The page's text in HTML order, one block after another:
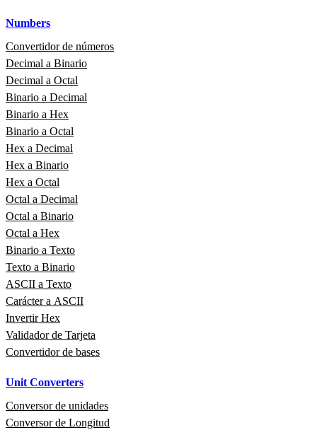
Numbers
Convertidor de números
Decimal a Binario
Decimal a Octal
Binario a Decimal
Binario a Hex
Binario a Octal
Hex a Decimal
Hex a Binario
Hex a Octal
Octal a Decimal
Octal a Binario
Octal a Hex
Binario a Texto
Texto a Binario
ASCII a Texto
Carácter a ASCII
Invertir Hex
Validador de Tarjeta
Convertidor de bases
Unit Converters
Conversor de unidades
Conversor de Longitud